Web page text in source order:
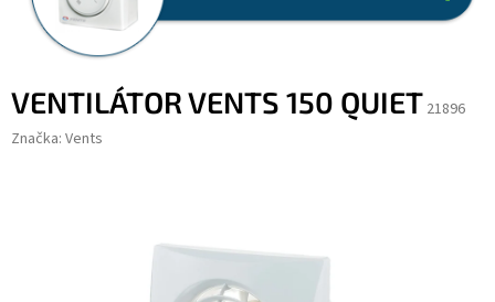
VENTILÁTOR VENTS 150 QUIET 21896
Značka: Vents